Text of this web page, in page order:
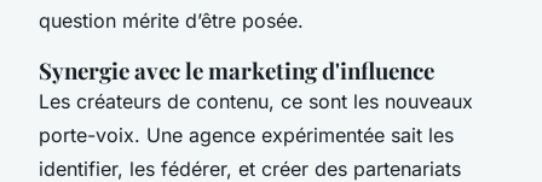
question mérite d’être posée.
Synergie avec le marketing d'influence
Les créateurs de contenu, ce sont les nouveaux
porte-voix. Une agence expérimentée sait les
identifier, les fédérer, et créer des partenariats